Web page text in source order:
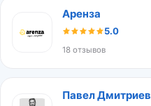
Аренза
5.0
18 отзывов
Павел Дмитриев